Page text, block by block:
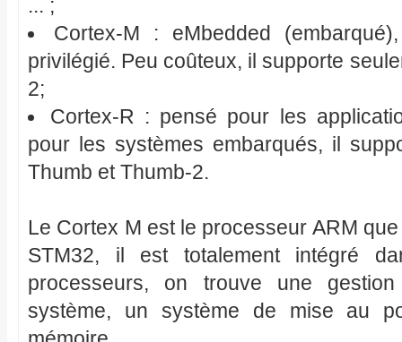
... ;
Cortex-M : eMbedded
privilégié. Peu coûteux, il supporte
2;
Cortex-R : pensé pour les
pour les systèmes embarqués, il
Thumb et Thumb-2.
Le Cortex M est le processeur ARM
STM32, il est totalement intégré
processeurs, on trouve une
système, un système de mise au